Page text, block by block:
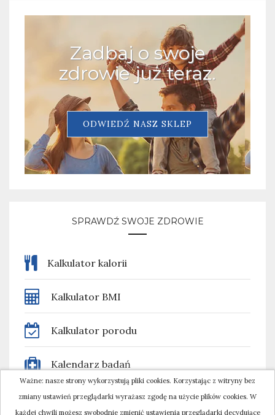
Zadbaj o swoje
zdrowie już teraz.
ODWIEDŹ NASZ SKLEP
SPRAWDŹ SWOJE ZDROWIE
Kalkulator kalorii
Kalkulator BMI
Kalkulator porodu
Kalendarz badań
Ważne: nasze strony wykorzystują pliki cookies. Korzystając z witryny bez
zmiany ustawień przeglądarki wyrażasz zgodę na użycie plików cookies. W
każdej chwili możesz swobodnie zmienić ustawienia przeglądarki decydujące